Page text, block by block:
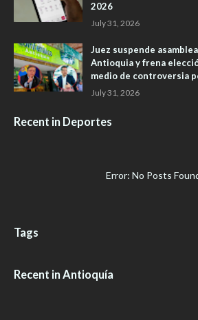
2026
July 31, 2026
Juez suspende
Antioquia y frena
medio de controversia
July 31, 2026
Recent in Deportes
Error: No Posts
Tags
Recent in Antioquía